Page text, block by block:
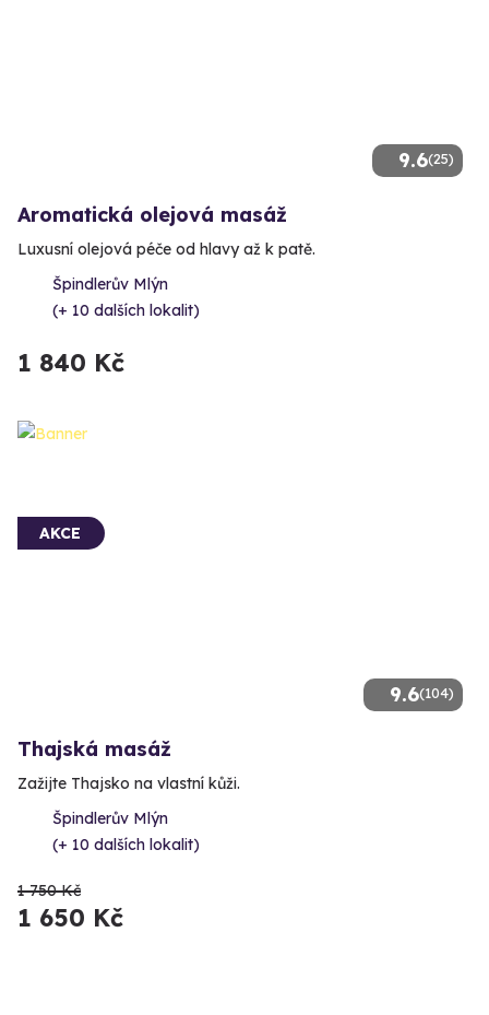
9.6(25)
Aromatická olejová masáž
Luxusní olejová péče od hlavy až k patě.
Špindlerův Mlýn
(+ 10 dalších lokalit)
1 840 Kč
9.6(104)
AKCE
Thajská masáž
Zažijte Thajsko na vlastní kůži.
Špindlerův Mlýn
(+ 10 dalších lokalit)
1 750 Kč
1 650 Kč